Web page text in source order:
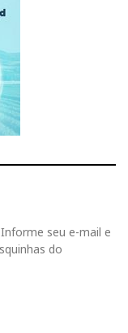
seu e-mail e
do